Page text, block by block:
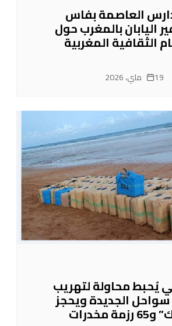
العاصمة بفاس
اليابان بالمغرب حول
الثقافية المغربية
19 ماي، 2026
يُحبط محاولة لتهريب
سواحل الجديدة ويحجز